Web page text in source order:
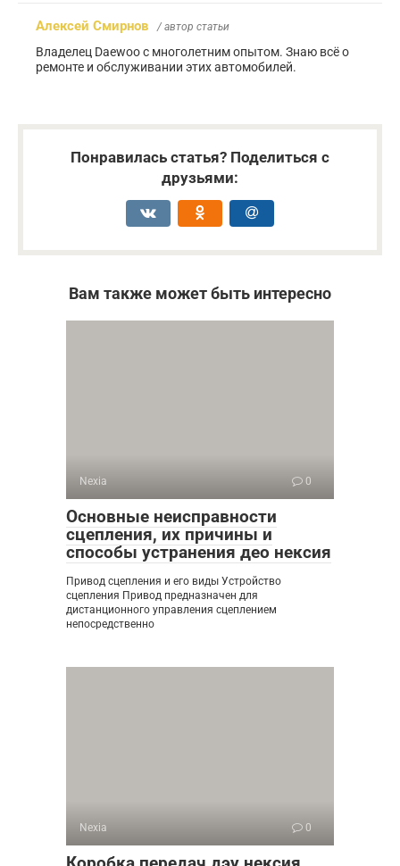
Алексей Смирнов / автор статьи
Владелец Daewoo с многолетним опытом. Знаю всё о
ремонте и обслуживании этих автомобилей.
Понравилась статья? Поделиться с
друзьями:
Вам также может быть интересно
Nexia 0
Основные неисправности
сцепления, их причины и
способы устранения део нексия
Привод сцепления и его виды Устройство
сцепления Привод предназначен для
дистанционного управления сцеплением
непосредственно
Nexia 0